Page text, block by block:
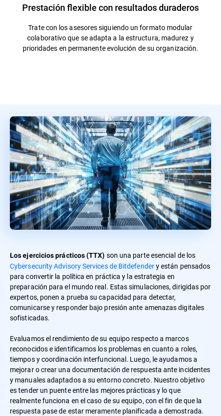
Prestación flexible con resultados duraderos
Trate con los asesores siguiendo un formato modular
colaborativo que se adapta a la estructura, madurez y
prioridades en permanente evolución de su organización.
Los ejercicios prácticos (TTX) son una parte esencial de los
Cybersecurity Advisory Services de Bitdefendery están pensados
para convertir la política en práctica y la estrategia en
preparación para el mundo real. Estas simulaciones, dirigidas por
expertos, ponen a prueba su capacidad para detectar,
comunicarse y responder bajo presión ante amenazas digitales
sofisticadas.
Evaluamos el rendimiento de su equipo respecto a marcos
reconocidos e identificamos los problemas en cuanto a roles,
tiempos y coordinación interfuncional. Luego, le ayudamos a
mejorar o crear una documentación de respuesta ante incidentes
y manuales adaptados a su entorno concreto. Nuestro objetivo
es tender un puente entre las mejores prácticas y lo que
realmente funciona en el caso de su equipo, con el fin de que la
respuesta pase de estar meramente planificada a demostrada.